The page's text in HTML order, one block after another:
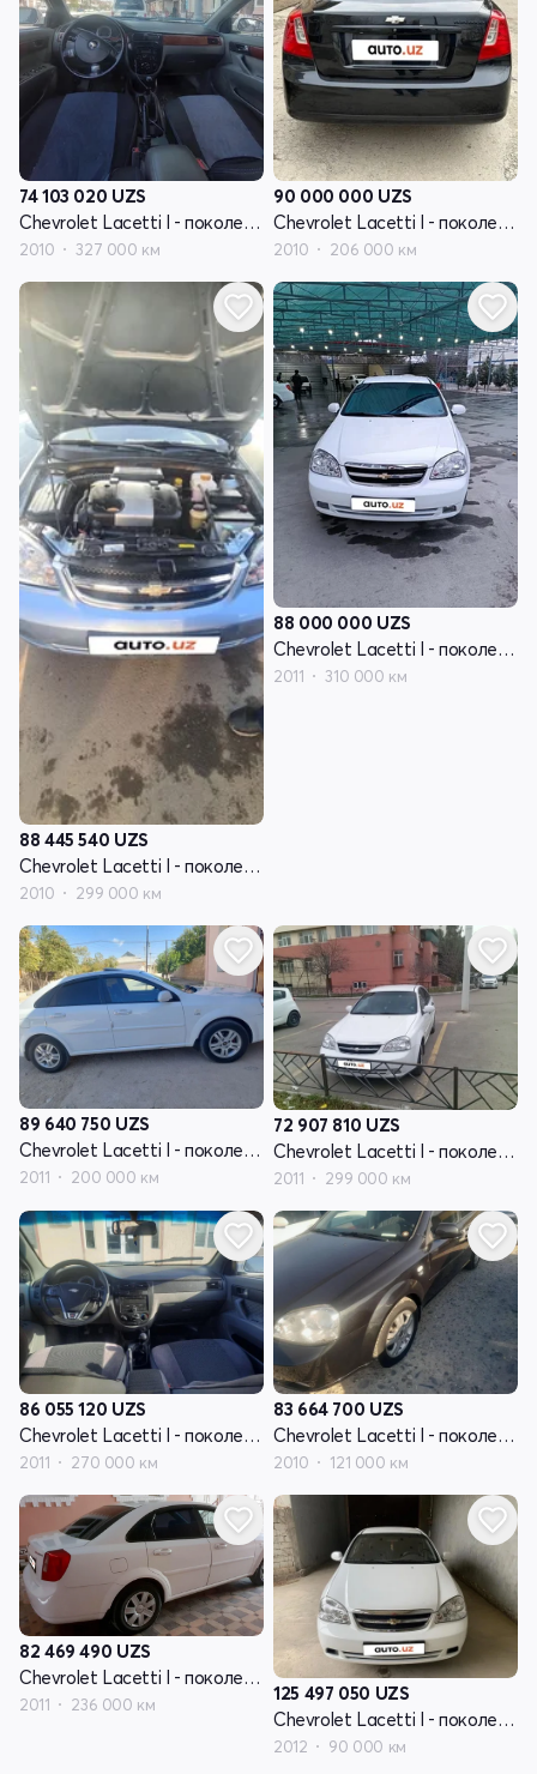
74 103 020 UZS
Chevrolet Lacetti I - поколение
2010 327 000 км
90 000 000 UZS
Chevrolet Lacetti I - поколение
2010 206 000 км
88 445 540 UZS
Chevrolet Lacetti I - поколение
2010 299 000 км
88 000 000 UZS
Chevrolet Lacetti I - поколение
2011 310 000 км
89 640 750 UZS
Chevrolet Lacetti I - поколение
2011 200 000 км
72 907 810 UZS
Chevrolet Lacetti I - поколение
2011 299 000 км
86 055 120 UZS
Chevrolet Lacetti I - поколение
2011 270 000 км
83 664 700 UZS
Chevrolet Lacetti I - поколение
2010 121 000 км
82 469 490 UZS
Chevrolet Lacetti I - поколение
2011 236 000 км
125 497 050 UZS
Chevrolet Lacetti I - поколение
2012 90 000 км